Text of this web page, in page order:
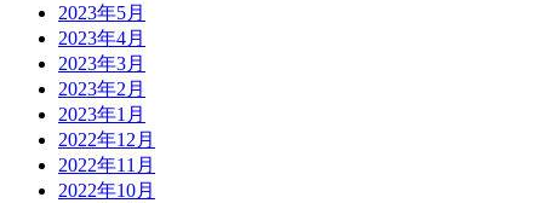
2023年5月
2023年4月
2023年3月
2023年2月
2023年1月
2022年12月
2022年11月
2022年10月